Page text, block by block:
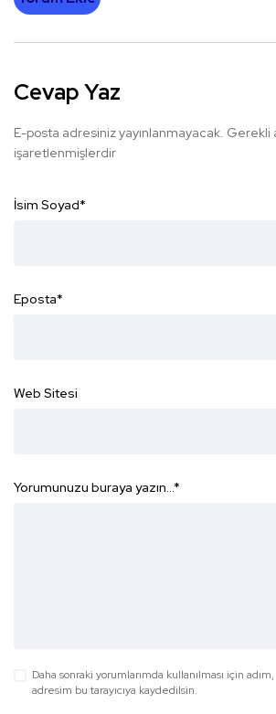
Cevap Yaz
E-posta adresiniz yayınlanmayacak. Gerekli
işaretlenmişlerdir
İsim Soyad*
Eposta*
Web Sitesi
Yorumunuzu buraya yazın...*
Daha sonraki yorumlarımda kullanılması için
adresim bu tarayıcıya kaydedilsin.